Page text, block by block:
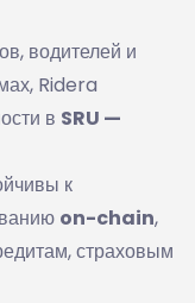
водителей и
Ridera
в SRU —
к
on-chain,
страховым